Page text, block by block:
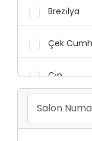
Hamur
Üniteleri
Kauçuk Ham
Brezı̇lya
Çek
Çı̇n
Fransa